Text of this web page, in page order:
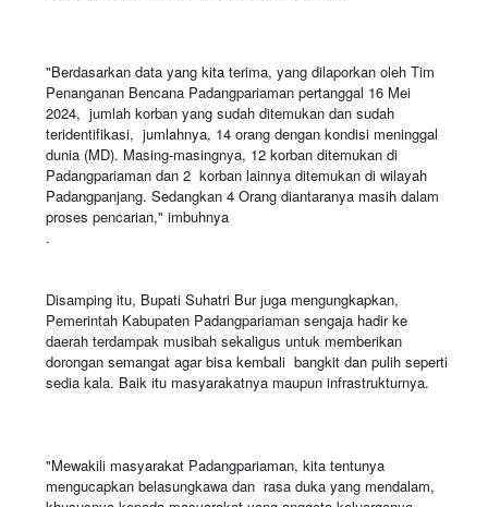
"Berdasarkan data yang kita terima, yang dilaporkan oleh Tim
Penanganan Bencana Padangpariaman pertanggal 16 Mei
2024, jumlah korban yang sudah ditemukan dan sudah
teridentifikasi, jumlahnya, 14 orang dengan kondisi meninggal
dunia (MD). Masing-masingnya, 12 korban ditemukan di
Padangpariaman dan 2 korban lainnya ditemukan di wilayah
Padangpanjang. Sedangkan 4 Orang diantaranya masih dalam
proses pencarian," imbuhnya
.
Disamping itu, Bupati Suhatri Bur juga mengungkapkan,
Pemerintah Kabupaten Padangpariaman sengaja hadir ke
daerah terdampak musibah sekaligus untuk memberikan
dorongan semangat agar bisa kembali bangkit dan pulih seperti
sedia kala. Baik itu masyarakatnya maupun infrastrukturnya.
"Mewakili masyarakat Padangpariaman, kita tentunya
mengucapkan belasungkawa dan rasa duka yang mendalam,